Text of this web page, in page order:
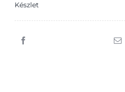
Készlet